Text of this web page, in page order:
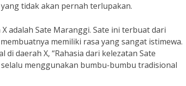
tidak akan pernah terlupakan.
adalah Sate Maranggi. Sate ini terbuat dari
memiliki rasa yang sangat istimewa.
daerah X, “Rahasia dari kelezatan Sate
menggunakan bumbu-bumbu tradisional